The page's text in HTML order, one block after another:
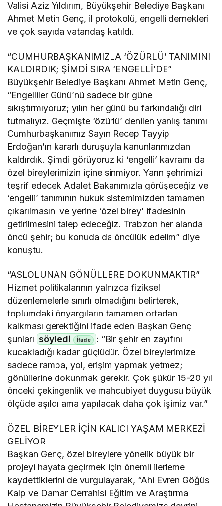
Valisi Aziz Yıldırım, Büyükşehir Belediye Başkanı
Ahmet Metin Genç, il protokolü, engelli dernekleri
ve çok sayıda vatandaş katıldı.
“CUMHURBAŞKANIMIZLA ‘ÖZÜRLÜ’ TANIMINI
KALDIRDIK; ŞİMDİ SIRA ‘ENGELLİ’DE”
Büyükşehir Belediye Başkanı Ahmet Metin Genç,
“Engelliler Günü’nü sadece bir güne
sıkıştırmıyoruz; yılın her günü bu farkındalığı diri
tutmalıyız. Geçmişte ‘özürlü’ denilen yanlış tanımı
Cumhurbaşkanımız Sayın Recep Tayyip
Erdoğan’ın kararlı duruşuyla kanunlarımızdan
kaldırdık. Şimdi görüyoruz ki ‘engelli’ kavramı da
özel bireylerimizin içine sinmiyor. Yarın şehrimizi
teşrif edecek Adalet Bakanımızla görüşeceğiz ve
‘engelli’ tanımının hukuk sistemimizden tamamen
çıkarılmasını ve yerine ‘özel birey’ ifadesinin
getirilmesini talep edeceğiz. Trabzon her alanda
öncü şehir; bu konuda da öncülük edelim” diye
konuştu.
“ASLOLUNAN GÖNÜLLERE DOKUNMAKTIR”
Hizmet politikalarının yalnızca fiziksel
düzenlemelerle sınırlı olmadığını belirterek,
toplumdaki önyargıların tamamen ortadan
kalkması gerektiğini ifade eden Başkan Genç
şunları söyledi
: “Bir şehir en zayıfını
kucakladığı kadar güçlüdür. Özel bireylerimize
sadece rampa, yol, erişim yapmak yetmez;
gönüllerine dokunmak gerekir. Çok şükür 15-20 yıl
önceki çekingenlik ve mahcubiyet duygusu büyük
ölçüde aşıldı ama yapılacak daha çok işimiz var.”
ÖZEL BİREYLER İÇİN KALICI YAŞAM MERKEZİ
GELİYOR
Başkan Genç, özel bireylere yönelik büyük bir
projeyi hayata geçirmek için önemli ilerleme
kaydettiklerini de vurgulayarak, “Ahi Evren Göğüs
Kalp ve Damar Cerrahisi Eğitim ve Araştırma